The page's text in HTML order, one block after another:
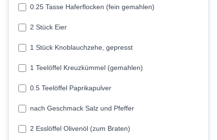
0.25 Tasse Haferflocken (fein gemahlen)
2 Stück Eier
1 Stück Knoblauchzehe, gepresst
1 Teelöffel Kreuzkümmel (gemahlen)
0.5 Teelöffel Paprikapulver
nach Geschmack Salz und Pfeffer
2 Esslöffel Olivenöl (zum Braten)